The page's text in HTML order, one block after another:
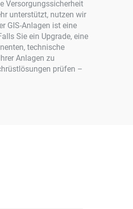
Versorgungssicherheit
unterstützt, nutzen wir
GIS-Anlagen ist eine
Sie ein Upgrade, eine
technische
Anlagen zu
prüfen –